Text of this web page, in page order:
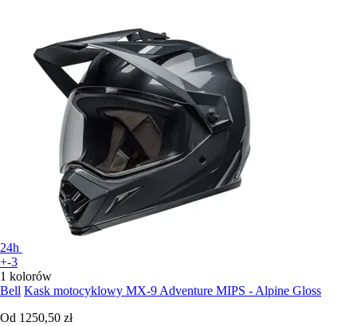
24h
+-3
1 kolorów
Bell Kask motocyklowy MX-9 Adventure MIPS - Alpine Gloss
Od 1250,50 zł